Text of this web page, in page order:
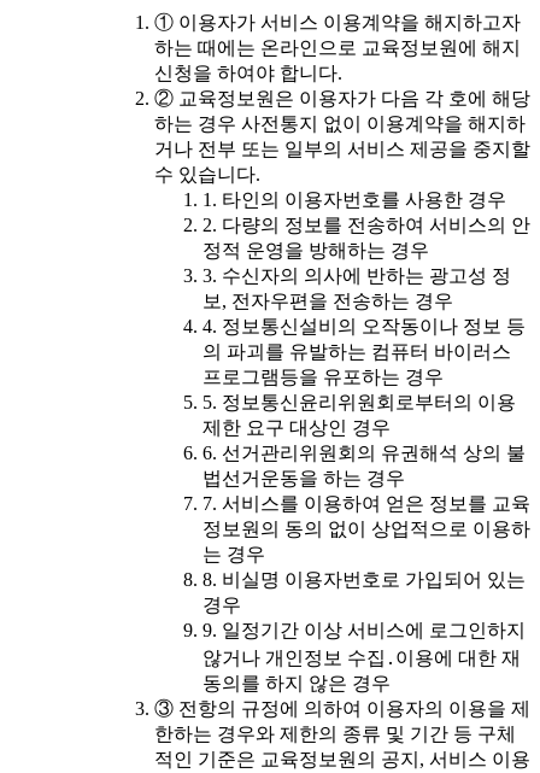
① 이용자가 서비스 이용계약을 해지하고자
하는 때에는 온라인으로 교육정보원에 해지
신청을 하여야 합니다.
② 교육정보원은 이용자가 다음 각 호에 해당
하는 경우 사전통지 없이 이용계약을 해지하
거나 전부 또는 일부의 서비스 제공을 중지할
수 있습니다.
1. 타인의 이용자번호를 사용한 경우
2. 다량의 정보를 전송하여 서비스의 안
정적 운영을 방해하는 경우
3. 수신자의 의사에 반하는 광고성 정
보, 전자우편을 전송하는 경우
4. 정보통신설비의 오작동이나 정보 등
의 파괴를 유발하는 컴퓨터 바이러스
프로그램등을 유포하는 경우
5. 정보통신윤리위원회로부터의 이용
제한 요구 대상인 경우
6. 선거관리위원회의 유권해석 상의 불
법선거운동을 하는 경우
7. 서비스를 이용하여 얻은 정보를 교육
정보원의 동의 없이 상업적으로 이용하
는 경우
8. 비실명 이용자번호로 가입되어 있는
경우
9. 일정기간 이상 서비스에 로그인하지
않거나 개인정보 수집․이용에 대한 재
동의를 하지 않은 경우
③ 전항의 규정에 의하여 이용자의 이용을 제
한하는 경우와 제한의 종류 및 기간 등 구체
적인 기준은 교육정보원의 공지, 서비스 이용